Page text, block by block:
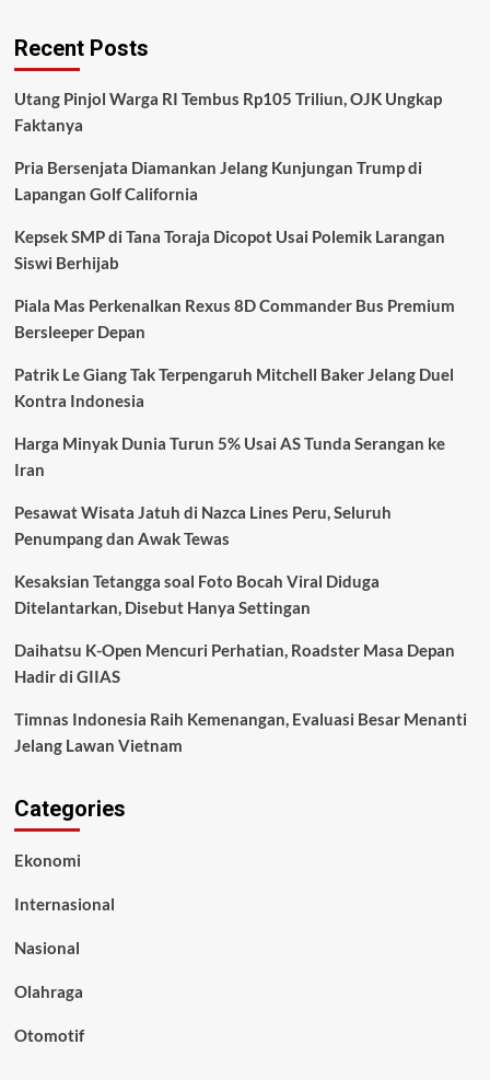
Emak
Selamat
Lepas
dari
Buaya
Mandi
Recent Posts
Utang Pinjol Warga RI Tembus Rp105 Triliun, OJK Ungkap
Faktanya
Pria Bersenjata Diamankan Jelang Kunjungan Trump di
Lapangan Golf California
Kepsek SMP di Tana Toraja Dicopot Usai Polemik Larangan
Siswi Berhijab
Piala Mas Perkenalkan Rexus 8D Commander Bus Premium
Bersleeper Depan
Patrik Le Giang Tak Terpengaruh Mitchell Baker Jelang Duel
Kontra Indonesia
Harga Minyak Dunia Turun 5% Usai AS Tunda Serangan ke
Iran
Pesawat Wisata Jatuh di Nazca Lines Peru, Seluruh
Penumpang dan Awak Tewas
Kesaksian Tetangga soal Foto Bocah Viral Diduga
Ditelantarkan, Disebut Hanya Settingan
Daihatsu K-Open Mencuri Perhatian, Roadster Masa Depan
Hadir di GIIAS
Timnas Indonesia Raih Kemenangan, Evaluasi Besar Menanti
Jelang Lawan Vietnam
Categories
Ekonomi
Internasional
Nasional
Olahraga
Otomotif